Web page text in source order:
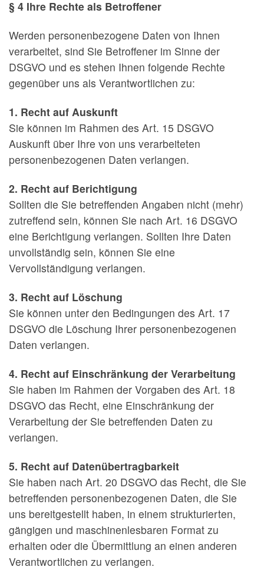
§ 4 Ihre Rechte als Betroffener
Werden personenbezogene Daten von Ihnen
verarbeitet, sind Sie Betroffener im Sinne der
DSGVO und es stehen Ihnen folgende Rechte
gegenüber uns als Verantwortlichen zu:
1. Recht auf Auskunft
Sie können im Rahmen des Art. 15 DSGVO
Auskunft über Ihre von uns verarbeiteten
personenbezogenen Daten verlangen.
2. Recht auf Berichtigung
Sollten die Sie betreffenden Angaben nicht (mehr)
zutreffend sein, können Sie nach Art. 16 DSGVO
eine Berichtigung verlangen. Sollten Ihre Daten
unvollständig sein, können Sie eine
Vervollständigung verlangen.
3. Recht auf Löschung
Sie können unter den Bedingungen des Art. 17
DSGVO die Löschung Ihrer personenbezogenen
Daten verlangen.
4. Recht auf Einschränkung der Verarbeitung
Sie haben im Rahmen der Vorgaben des Art. 18
DSGVO das Recht, eine Einschränkung der
Verarbeitung der Sie betreffenden Daten zu
verlangen.
5. Recht auf Datenübertragbarkeit
Sie haben nach Art. 20 DSGVO das Recht, die Sie
betreffenden personenbezogenen Daten, die Sie
uns bereitgestellt haben, in einem strukturierten,
gängigen und maschinenlesbaren Format zu
erhalten oder die Übermittlung an einen anderen
Verantwortlichen zu verlangen.